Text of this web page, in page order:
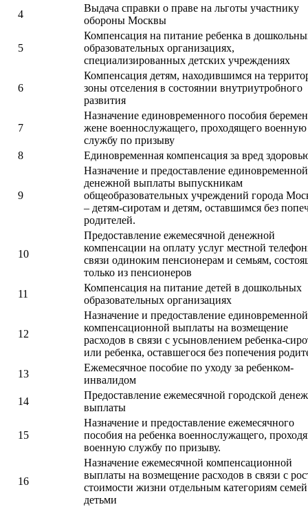
4
Выдача справки о праве на льготы участнику
обороны Москвы
5
Компенсация на питание ребенка в
образовательных организациях,
специализированных детских учреждениях
6
Компенсация детям, находившимся на
зоны отселения в состоянии внутриутробного
развития
7
Назначение единовременного пособия
жене военнослужащего, проходящего военную
службу по призыву
8
Единовременная компенсация за вред
9
Назначение и предоставление единовременной
денежной выплаты выпускникам
общеобразовательных учреждений города
– детям-сиротам и детям, оставшимся без
родителей.
10
Предоставление ежемесячной денежной
компенсации на оплату услуг местной
связи одиноким пенсионерам и семьям,
только из пенсионеров
11
Компенсация на питание детей в дошкольных
образовательных организациях
12
Назначение и предоставление единовременной
компенсационной выплаты на возмещение
расходов в связи с усыновлением ребенка-
или ребенка, оставшегося без попечения
13
Ежемесячное пособие по уходу за ребенком-
инвалидом
14
Предоставление ежемесячной городской
выплаты
15
Назначение и предоставление ежемесячного
пособия на ребенка военнослужащего,
военную службу по призыву.
16
Назначение ежемесячной компенсационной
выплаты на возмещение расходов в связи с
стоимости жизни отдельным категориям
детьми